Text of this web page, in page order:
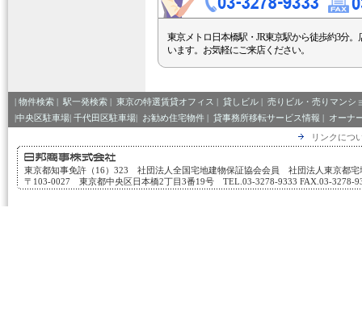
東京メトロ日本橋駅・JR東京駅から徒歩約3分。
います。お気軽にご来店ください。
| 物件検索 | 駅一発検索 | 東京の特選賃貸オフィス | 貸しビル | 売りビル・売りマンシ
|中央区駐車場| 千代田区駐車場| お勧め住宅物件 | 貸事務所移転サービス情報 | オーナ
リンクにつ
東京都知事免許（16）323 社団法人全国宅地建物保証協会会員 社団法人東京都宅
〒103-0027 東京都中央区日本橋2丁目3番19号 TEL.03-3278-9333 FAX.03-3278-